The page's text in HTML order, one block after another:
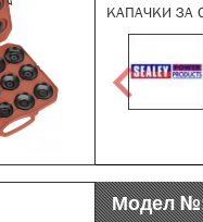
КАПАЧКИ ЗА
Модел